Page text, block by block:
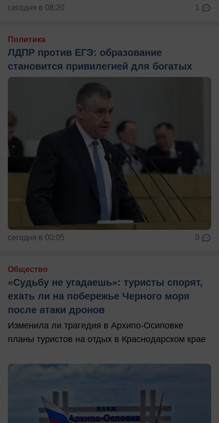
сегодня в 08:20 1
Политика
ЛДПР против ЕГЭ: образование
становится привилегией для богатых
сегодня в 00:05 0
Общество
«Судьбу не угадаешь»: туристы спорят,
ехать ли на побережье Черного моря
после атаки дронов
Изменила ли трагедия в Архипо-Осиповке
планы туристов на отдых в Краснодарском крае